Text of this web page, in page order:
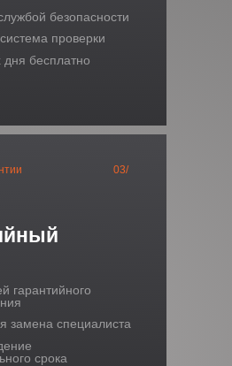
безопасности
проверки
дня бесплатно
03/
гарантийного
замена специалиста
срока